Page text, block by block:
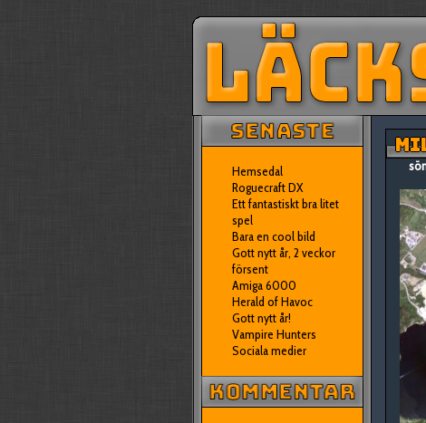
Hemsedal
Roguecraft DX
Ett fantastiskt bra litet
spel
Bara en cool bild
Gott nytt år, 2 veckor
försent
Amiga 6000
Herald of Havoc
Gott nytt år!
Vampire Hunters
Sociala medier